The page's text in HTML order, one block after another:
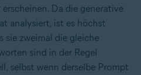
Da die generative
analysiert, ist es höchst
sie zweimal die gleiche
sind in der Regel
selbst wenn derselbe Prompt